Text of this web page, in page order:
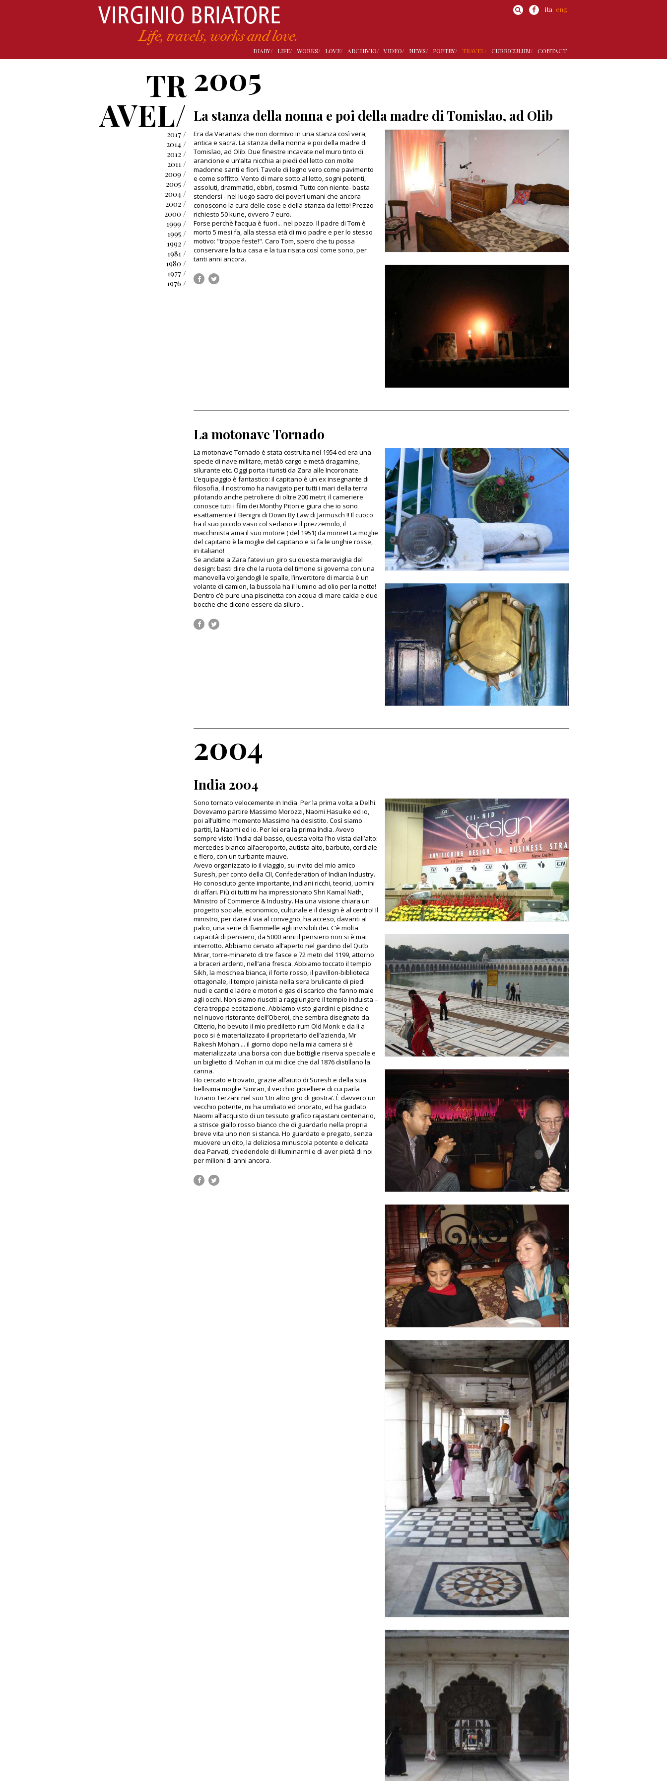
ita eng
DIARY/ LIFE/ WORKS/ LOVE/ ARCHIVIO/ VIDEO/ NEWS/ POETRY/ TRAVEL/ CURRICULUM/ CONTACT
TR
AVEL/
2017 /
2014 /
2012 /
2011 /
2009 /
2005 /
2004 /
2002 /
2000 /
1999 /
1995 /
1992 /
1981 /
1980 /
1977 /
1976 /
2005
La stanza della nonna e poi della madre di Tomislao, ad Olib
Era da Varanasi che non dormivo in una stanza così vera;
antica e sacra. La stanza della nonna e poi della madre di
Tomislao, ad Olib. Due finestre incavate nel muro tinto di
arancione e un’alta nicchia ai piedi del letto con molte
madonne santi e fiori. Tavole di legno vero come pavimento
e come soffitto. Vento di mare sotto al letto, sogni potenti,
assoluti, drammatici, ebbri, cosmici. Tutto con niente- basta
stendersi - nel luogo sacro dei poveri umani che ancora
conoscono la cura delle cose e della stanza da letto! Prezzo
richiesto 50 kune, ovvero 7 euro.
Forse perchè l’acqua è fuori... nel pozzo. Il padre di Tom è
morto 5 mesi fa, alla stessa età di mio padre e per lo stesso
motivo: "troppe feste!". Caro Tom, spero che tu possa
conservare la tua casa e la tua risata così come sono, per
tanti anni ancora.
La motonave Tornado
La motonave Tornado è stata costruita nel 1954 ed era una
specie di nave militare, metàö cargo e metà dragamine,
silurante etc. Oggi porta i turisti da Zara alle Incoronate.
L’equipaggio è fantastico: il capitano è un ex insegnante di
filosofia, il nostromo ha navigato per tutti i mari della terra
pilotando anche petroliere di oltre 200 metri; il cameriere
conosce tutti i film dei Monthy Piton e giura che io sono
esattamente il Benigni di Down By Law di Jarmusch !! Il cuoco
ha il suo piccolo vaso col sedano e il prezzemolo, il
macchinista ama il suo motore ( del 1951) da morire! La moglie
del capitano è la moglie del capitano e si fa le unghie rosse,
in italiano!
Se andate a Zara fatevi un giro su questa meraviglia del
design: basti dire che la ruota del timone si governa con una
manovella volgendogli le spalle, l’invertitore di marcia è un
volante di camion, la bussola ha il lumino ad olio per la notte!
Dentro c’è pure una piscinetta con acqua di mare calda e due
bocche che dicono essere da siluro...
2004
India 2004
Sono tornato velocemente in India. Per la prima volta a Delhi.
Dovevamo partire Massimo Morozzi, Naomi Hasuike ed io,
poi all’ultimo momento Massimo ha desistito. Così siamo
partiti, la Naomi ed io. Per lei era la prima India. Avevo
sempre visto l’India dal basso, questa volta l’ho vista dall’alto:
mercedes bianco all’aeroporto, autista alto, barbuto, cordiale
e fiero, con un turbante mauve.
Avevo organizzato io il viaggio, su invito del mio amico
Suresh, per conto della CII, Confederation of Indian Industry.
Ho conosciuto gente importante, indiani ricchi, teorici, uomini
di affari. Più di tutti mi ha impressionato Shri Kamal Nath,
Ministro of Commerce & Industry. Ha una visione chiara un
progetto sociale, economico, culturale e il design è al centro! Il
ministro, per dare il via al convegno, ha acceso, davanti al
palco, una serie di fiammelle agli invisibili dei. C’è molta
capacità di pensiero, da 5000 anni il pensiero non si è mai
interrotto. Abbiamo cenato all’aperto nel giardino del Qutb
Mirar, torre-minareto di tre fasce e 72 metri del 1199, attorno
a braceri ardenti, nell’aria fresca. Abbiamo toccato il tempio
Sikh, la moschea bianca, il forte rosso, il pavillon-biblioteca
ottagonale, il tempio jainista nella sera brulicante di piedi
nudi e canti e ladre e motori e gas di scarico che fanno male
agli occhi. Non siamo riusciti a raggiungere il tempio induista –
c’era troppa eccitazione. Abbiamo visto giardini e piscine e
nel nuovo ristorante dell’Oberoi, che sembra disegnato da
Citterio, ho bevuto il mio prediletto rum Old Monk e da lì a
poco si è materializzato il proprietario dell’azienda, Mr
Rakesh Mohan.... il giorno dopo nella mia camera si è
materializzata una borsa con due bottiglie riserva speciale e
un biglietto di Mohan in cui mi dice che dal 1876 distillano la
canna.
Ho cercato e trovato, grazie all’aiuto di Suresh e della sua
bellisima moglie Simran, il vecchio gioielliere di cui parla
Tiziano Terzani nel suo ‘Un altro giro di giostra’. È davvero un
vecchio potente, mi ha umiliato ed onorato, ed ha guidato
Naomi all’acquisto di un tessuto grafico rajastani centenario,
a strisce giallo rosso bianco che di guardarlo nella propria
breve vita uno non si stanca. Ho guardato e pregato, senza
muovere un dito, la deliziosa minuscola potente e delicata
dea Parvati, chiedendole di illuminarmi e di aver pietà di noi
per milioni di anni ancora.